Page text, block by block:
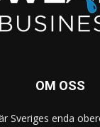
OM OSS
Sveriges enda